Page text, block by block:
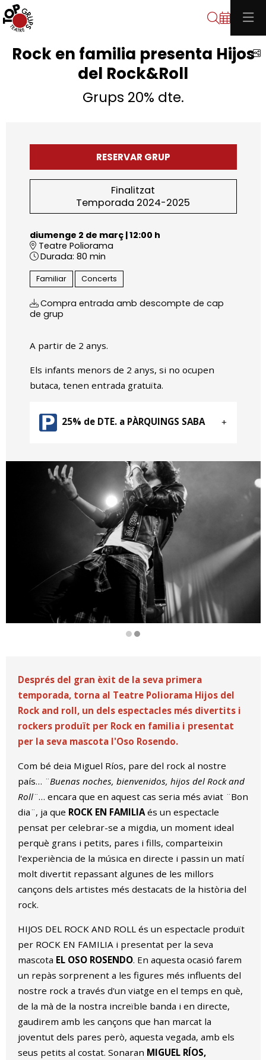
Cerca
Rock en familia presenta Hijos
del Rock&Roll
Grups 20% dte.
RESERVAR GRUP
Finalitzat
Temporada 2024-2025
diumenge 2 de març|12:00 h
Teatre Poliorama
Durada: 80 min
Familiar Concerts
Compra entrada amb descompte de cap
de grup
A partir de 2 anys.
Els infants menors de 2 anys, si no ocupen
butaca, tenen entrada gratuïta.
25% de DTE. a PÀRQUINGS SABA
Després del gran èxit de la seva primera
temporada, torna al Teatre Poliorama Hijos del
Rock and roll, un dels espectacles més divertits i
rockers produït per Rock en familia i presentat
per la seva mascota l'Oso Rosendo.
Com bé deia Miguel Ríos, pare del rock al nostre
país… ¨Buenas noches, bienvenidos, hijos del Rock and
Roll¨… encara que en aquest cas seria més aviat ¨Bon
dia¨, ja que ROCK EN FAMILIAés un espectacle
pensat per celebrar-se a migdia, un moment ideal
perquè grans i petits, pares i fills, comparteixin
l'experiència de la música en directe i passin un matí
molt divertit repassant algunes de les millors
cançons dels artistes més destacats de la història del
rock.
HIJOS DEL ROCK AND ROLL és un espectacle produït
per ROCK EN FAMILIA i presentat per la seva
mascota EL OSO ROSENDO. En aquesta ocasió farem
un repàs sorprenent a les figures més influents del
nostre rock a través d'un viatge en el temps en què,
de la mà de la nostra increïble banda i en directe,
gaudirem amb les cançons que han marcat la
joventut dels pares però, aquesta vegada, amb els
seus petits al costat. Sonaran MIGUEL RÍOS,